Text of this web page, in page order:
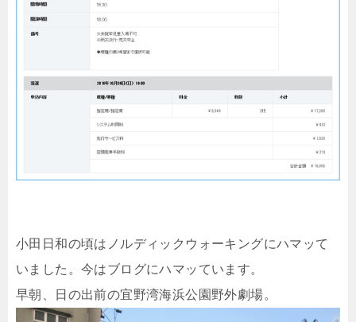
小田日和の頃はノルディックウォーキングにハマッて
いました。今はブログにハマッています。
早朝、日の出前の宜野湾海浜公園野外劇場。